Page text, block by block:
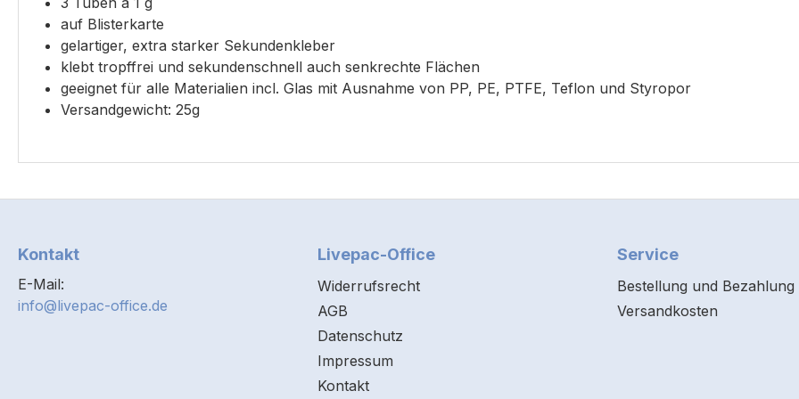
auf Blisterkarte
gelartiger, extra starker Sekundenkleber
klebt tropffrei und sekundenschnell auch senkrechte Flächen
geeignet für alle Materialien incl. Glas mit Ausnahme von PP, PE, PTFE, Teflon und Styropor
Versandgewicht: 25g
Kontakt
E-Mail:
info@livepac-office.de
Livepac-Office
Widerrufsrecht
AGB
Datenschutz
Impressum
Kontakt
Service
Bestellung und Bezahlung
Versandkosten